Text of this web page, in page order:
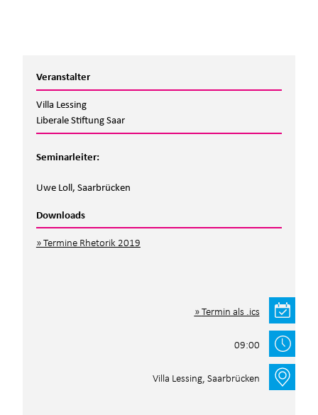
Veranstalter
Villa Lessing
Liberale Stiftung Saar
Seminarleiter:
Uwe Loll, Saarbrücken
Downloads
Termine Rhetorik 2019
Termin als .ics
09:00
Villa Lessing, Saarbrücken